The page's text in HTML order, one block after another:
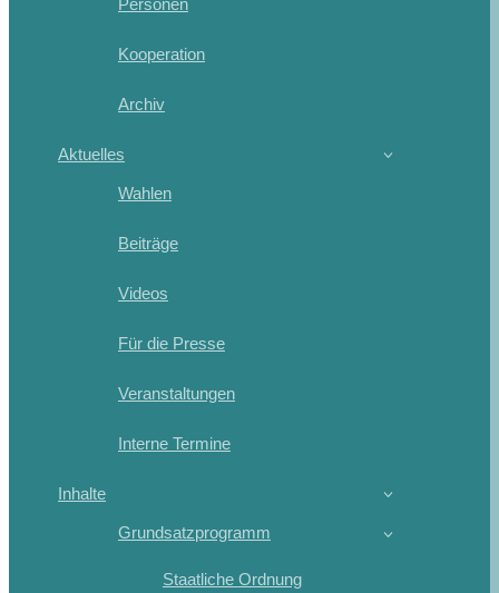
Kooperation
Archiv
Aktuelles
Wahlen
Beiträge
Videos
Für die Presse
Veranstaltungen
Interne Termine
Inhalte
Grundsatzprogramm
Staatliche Ordnung